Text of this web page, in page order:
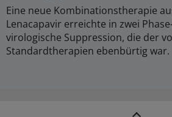
Eine neue Kombinationstherapie
Lenacapavir erreichte in zwei
virologische Suppression, die der
Standardtherapien ebenbürtig war.